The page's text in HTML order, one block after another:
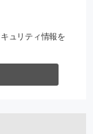
ュリティ情報を